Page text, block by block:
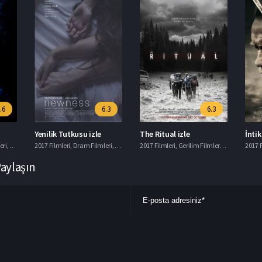
, Korku Filmleri ,Macera Filmleri
6.3
Yenilik Tutkusu izle
2017 Filmleri, Dram Filmleri, Romantik Filmler
6.3
The Ritual izle
2017 Filmleri, Gerilim Filmleri , Gizem2017